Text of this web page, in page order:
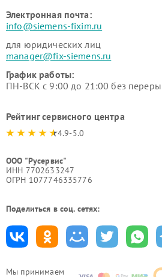
Мы принимаем
Электронная почта:
info@siemens-fixim.ru
для юридических лиц
manager@fix-siemens.ru
График работы:
ПН-ВСК с 9:00 до 21:00 без
Рейтинг сервисного центра
4.9-5.0
ООО "Русервис"
ИНН 7702633247
ОГРН 1077746335776
Поделиться в соц. сетях: